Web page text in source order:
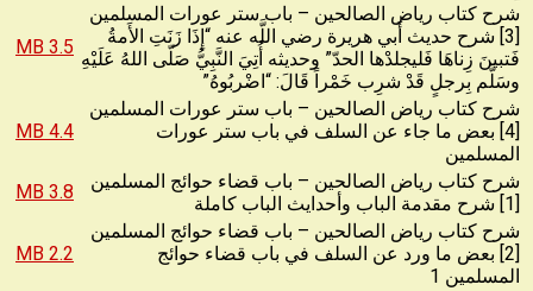
شرح كتاب رياض الصالحين – باب ستر عورات المسلمين
[3] شرح حديث أَبي هريرة رضي اللَّه عنه “إِذَا زَنَتِ الأَمةُ
فَتبينَ زِناهَا فَليجلدْها الحدّ” وحديثه أُتِيَ النَّبِيُّ صَلّى اللهُ عَلَيْهِ
وسَلَّم بِرجلٍ قَدْ شرِب خَمْراً قَالَ: “اضْربُوهُ”
3.5 MB
شرح كتاب رياض الصالحين – باب ستر عورات المسلمين
[4] بعض ما جاء عن السلف في باب ستر عورات
المسلمين
4.4 MB
شرح كتاب رياض الصالحين – باب قضاء حوائج المسلمين
[1] شرح مقدمة الباب وأحدايث الباب كاملة
3.8 MB
شرح كتاب رياض الصالحين – باب قضاء حوائج المسلمين
[2] بعض ما ورد عن السلف في باب قضاء حوائج
المسلمين 1
2.2 MB